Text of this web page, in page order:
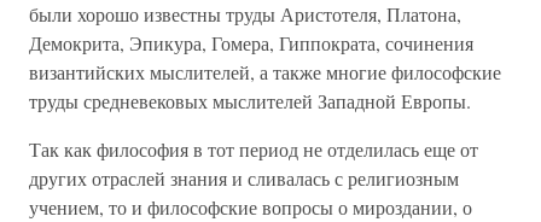
были хорошо известны труды Аристотеля, Платона,
Демокрита, Эпикура, Гомера, Гиппократа, сочинения
византийских мыслителей, а также многие философские
труды средневековых мыслителей Западной Европы.
Так как философия в тот период не отделилась еще от
других отраслей знания и сливалась с религиозным
учением, то и философские вопросы о мироздании, о